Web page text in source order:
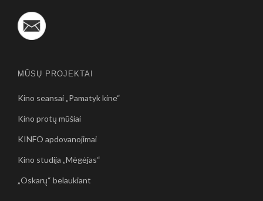
MŪSŲ PROJEKTAI
Kino seansai „Pamatyk kine“
Kino protų mūšiai
KINFO apdovanojimai
Kino studija „Mėgėjas“
„Oskarų“ belaukiant